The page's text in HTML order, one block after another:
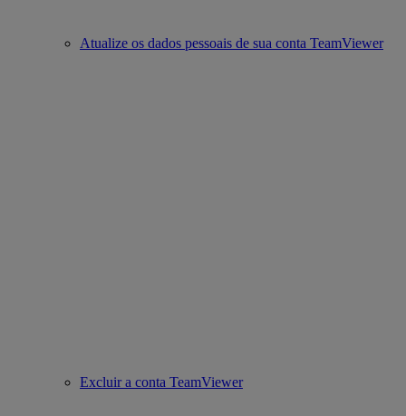
Atualize os dados pessoais de sua conta TeamViewer
Excluir a conta TeamViewer